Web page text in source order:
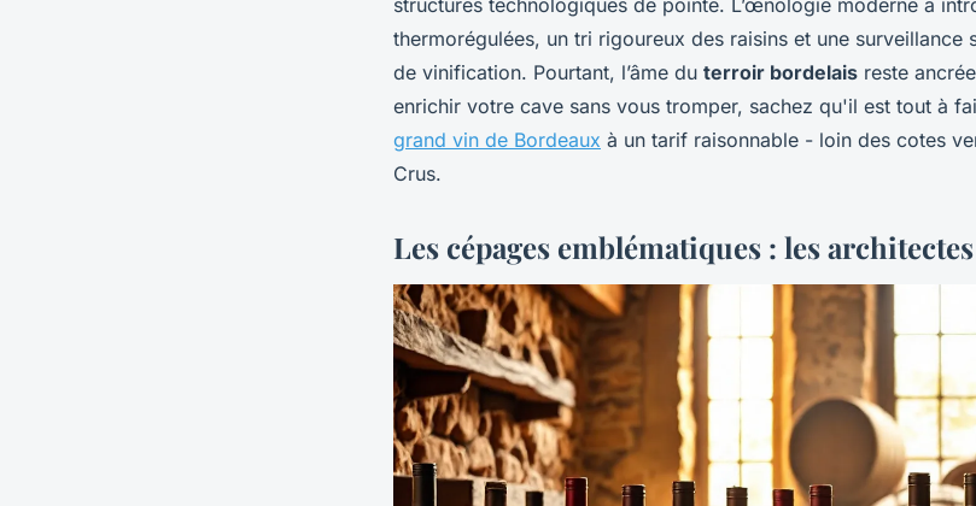
structures technologiques de pointe. L’œnologie moderne a
thermorégulées, un tri rigoureux des raisins et une surveillance
de vinification. Pourtant, l’âme du terroir bordelais reste
enrichir votre cave sans vous tromper, sachez qu'il est tout à
grand vin de Bordeaux à un tarif raisonnable - loin des cotes
Crus.
Les cépages emblématiques : les